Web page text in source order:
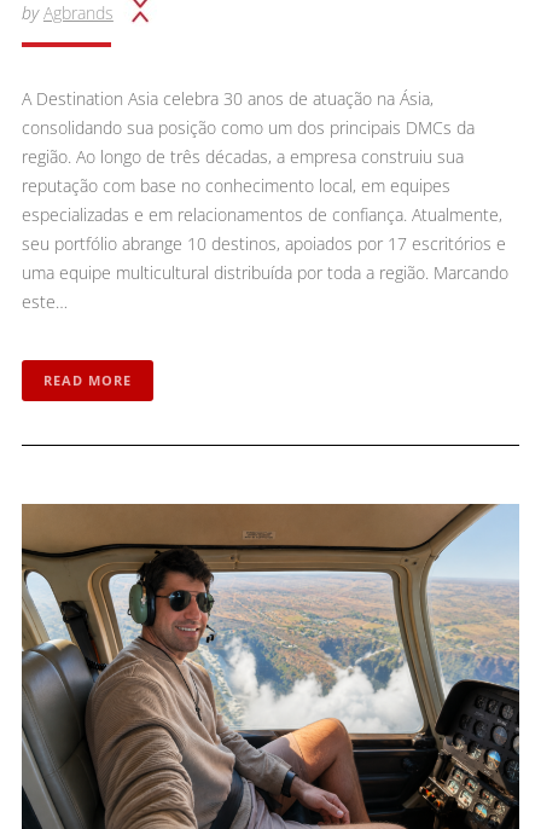
by Agbrands
A Destination Asia celebra 30 anos de atuação na Ásia,
consolidando sua posição como um dos principais DMCs da
região. Ao longo de três décadas, a empresa construiu sua
reputação com base no conhecimento local, em equipes
especializadas e em relacionamentos de confiança. Atualmente,
seu portfólio abrange 10 destinos, apoiados por 17 escritórios e
uma equipe multicultural distribuída por toda a região. Marcando
este…
READ MORE